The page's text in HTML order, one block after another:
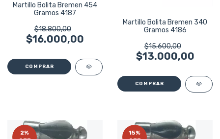
Martillo Bolita Bremen 454
Gramos 4187
$18.800,00
$16.000,00
Martillo Bolita Bremen 340
Gramos 4186
$15.600,00
$13.000,00
2%
15%